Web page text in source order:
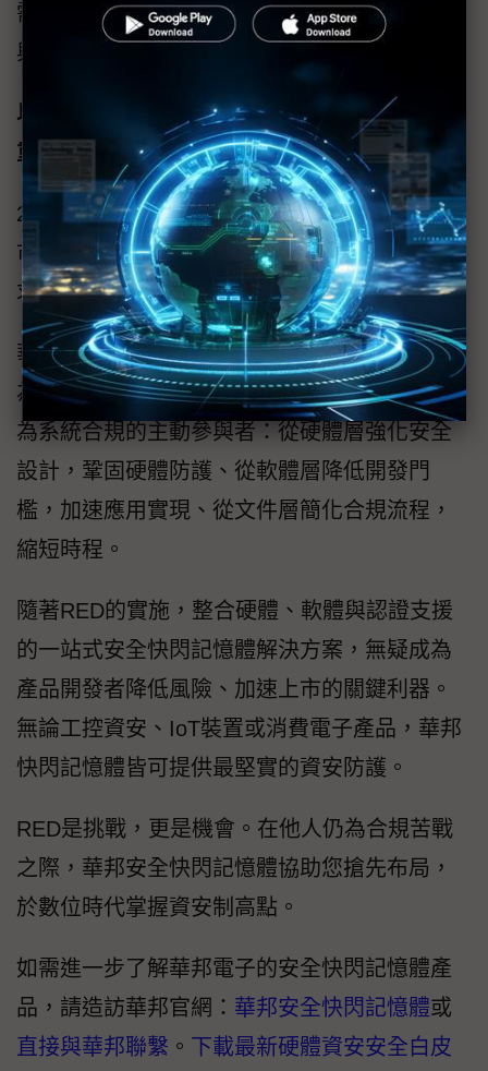
需自行準備繁瑣技術資料，有效縮短驗證週期
與上市時程，協助客戶搶佔市場良機。
以程式碼與資料為核心的硬體資安解決方案：
重新定義RED合規
2025年的RED法規，無疑將成為歐盟數位產品
市場的重大門檻。它不僅代表新一波資安要
求，更是產品設計邏輯的徹底轉變。
華邦W77Q / W77T安全解決方案打破記憶體僅
為資料儲存的傳統觀念，讓安全快閃記憶體成
為系統合規的主動參與者：從硬體層強化安全
設計，鞏固硬體防護、從軟體層降低開發門
檻，加速應用實現、從文件層簡化合規流程，
縮短時程。
隨著RED的實施，整合硬體、軟體與認證支援
的一站式安全快閃記憶體解決方案，無疑成為
產品開發者降低風險、加速上市的關鍵利器。
無論工控資安、IoT裝置或消費電子產品，華邦
快閃記憶體皆可提供最堅實的資安防護。
RED是挑戰，更是機會。在他人仍為合規苦戰
之際，華邦安全快閃記憶體協助您搶先布局，
於數位時代掌握資安制高點。
如需進一步了解華邦電子的安全快閃記憶體產
品，請造訪華邦官網： 華邦安全快閃記憶體或
直接與華邦聯繫 。 下載最新硬體資安安全白皮